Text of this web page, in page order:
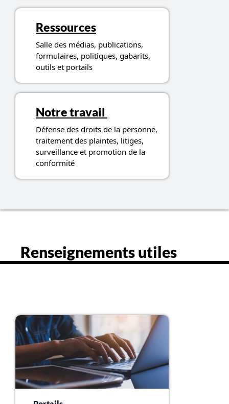
Ressources
Salle des médias, publications,
formulaires, politiques, gabarits,
outils et portails
Notre travail
Défense des droits de la personne,
traitement des plaintes, litiges,
surveillance et promotion de la
conformité
Renseignements utiles